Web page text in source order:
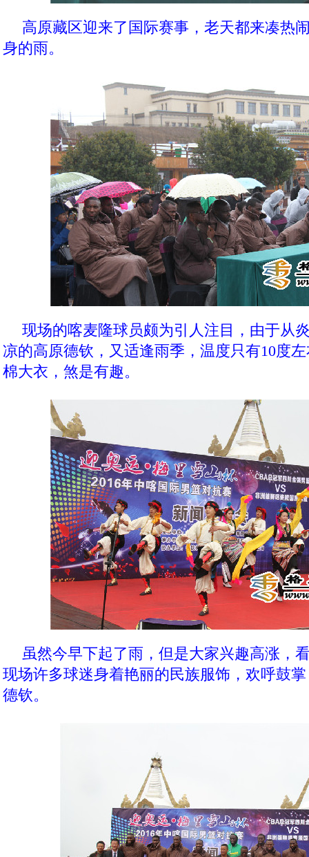
高原藏区迎来了国际赛事，老天都来凑热
身的雨。
现场的喀麦隆球员颇为引人注目，由于从
凉的高原德钦，又适逢雨季，温度只有10度
棉大衣，煞是有趣。
虽然今早下起了雨，但是大家兴趣高涨，
现场许多球迷身着艳丽的民族服饰，欢呼鼓
德钦。